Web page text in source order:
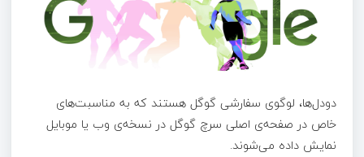
دودل‌ها، لوگوی سفارشی گوگل هستند که به مناسبت‌های
خاص در صفحه‌ی اصلی سرچ گوگل در نسخه‌ی وب یا موبایل
نمایش داده می‌شوند.